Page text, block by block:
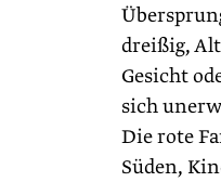
dreißig,
Gesicht
sich
Die rote
Süden,